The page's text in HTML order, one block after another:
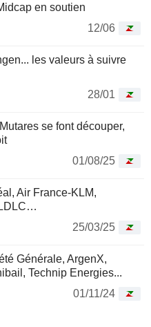
en soutien
12/06
les valeurs à suivre
28/01
se font découper,
01/08/25
Air France-KLM,
25/03/25
Générale, ArgenX,
Technip Energies...
01/11/24